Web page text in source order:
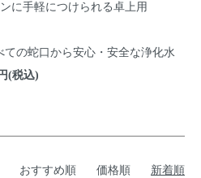
に手軽につけられる卓上用
ての蛇口から安心・安全な浄化水
(税込)
おすすめ順 価格順 新着順